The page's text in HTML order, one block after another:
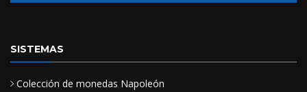
SISTEMAS
Colección de monedas Napoleón